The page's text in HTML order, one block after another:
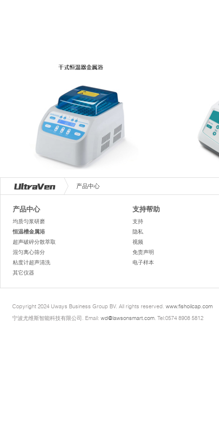
产品中心
产品中心
均质匀浆研磨
恒温槽金属浴
超声破碎分散萃取
混匀离心筛分
粘度计超声清洗
其它仪器
支持帮助
支持
隐私
视频
免责声明
电子样本
Copyright 2024 Uways Business Group BV. All rights reserved. www.fishoilcap.com
宁波尤维斯智能科技有限公司. Email: wd@lawsonsmart.com . Tel:0574 8908 5812